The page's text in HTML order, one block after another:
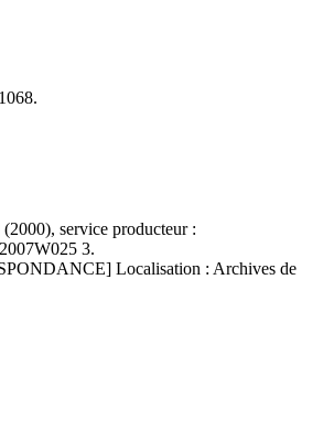
service producteur :
3.
Localisation : Archives de